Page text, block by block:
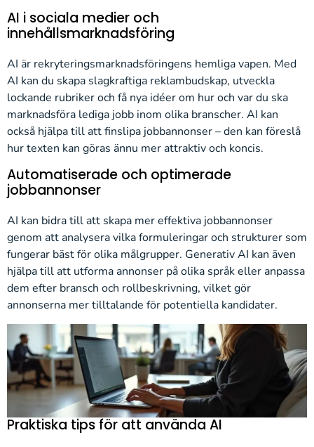
AI i sociala medier och
innehållsmarknadsföring
AI är rekryteringsmarknadsföringens hemliga vapen. Med
AI kan du skapa slagkraftiga reklambudskap, utveckla
lockande rubriker och få nya idéer om hur och var du ska
marknadsföra lediga jobb inom olika branscher. AI kan
också hjälpa till att finslipa jobbannonser – den kan föreslå
hur texten kan göras ännu mer attraktiv och koncis.
Automatiserade och optimerade
jobbannonser
AI kan bidra till att skapa mer effektiva jobbannonser
genom att analysera vilka formuleringar och strukturer som
fungerar bäst för olika målgrupper. Generativ AI kan även
hjälpa till att utforma annonser på olika språk eller anpassa
dem efter bransch och rollbeskrivning, vilket gör
annonserna mer tilltalande för potentiella kandidater.
Praktiska tips för att använda AI